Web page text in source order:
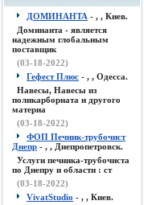
ДОМИНАНТА - , , Киев.
Доминанта - является
надежным глобальным
поставщик
(03-18-2022)
Гефест Плюс - , , Одесса.
Навесы, Навесы из
поликарборната и другого
материа
(03-18-2022)
ФОП Печник-трубочист
Днепр - , , Днепропетровск.
Услуги печника-трубочиста
по Днепру и области : ст
(03-18-2022)
VivatStudio - , , Киев.